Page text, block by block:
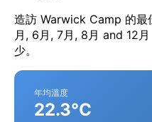
造訪 Warwick Camp 的最
月, 6月, 7月, 8月 and 12
少。
年均溫度
22.3°C